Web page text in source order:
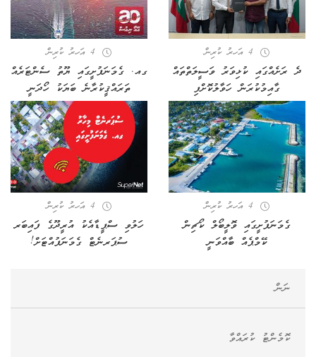
4 އަހރު ކުރިން
ދެ ރަށެއްގައި ކުޅިވަރު ވަސީލަތްތައް
ގާއިމުކުރަން ހަވާލުކޮށްފި
4 އަހރު ކުރިން
ގއ. ގެމަނަފުށީގައި ޔޫތު ސެންޓަރެއް
ތަރައްޤީކުރާނެ ބަޔަކު ހޯދަނީ
4 އަހރު ކުރިން
ގެމަނަފުށީގައި ވޮލީބޯލް ކޯޗިން
ކޭމްޕެއް ބާއްވަނީ
4 އަހރު ކުރިން
ހަލުވި ސްޕީޑާއެކު އުރީދޫގެ ފައިބަރ
ސުޕަރނެޓް ގެމަނަފުއްޓަށް!